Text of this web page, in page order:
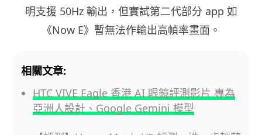
明支援 50Hz 輸出，但實試第二代部分 app 如
《Now E》暫無法作輸出高幀率畫面。
相關文章:
HTC VIVE Eagle 香港 AI 眼鏡評測影片 專為
亞洲人設計、Google Gemini 模型